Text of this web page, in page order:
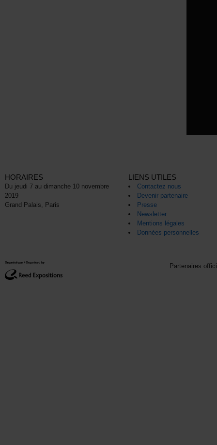
HORAIRES
Du jeudi 7 au dimanche 10 novembre
2019
Grand Palais, Paris
LIENS UTILES
Contactez nous
Devenir partenaire
Presse
Newsletter
Mentions légales
Données personnelles
Partenaires